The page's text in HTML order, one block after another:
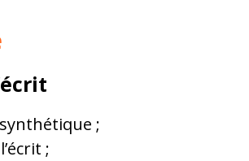
;
;